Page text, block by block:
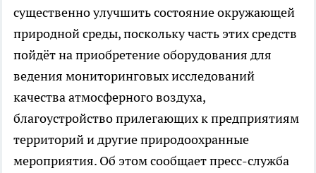
существенно улучшить состояние окружающей
природной среды, поскольку часть этих средств
пойдёт на приобретение оборудования для
ведения мониторинговых исследований
качества атмосферного воздуха,
благоустройство прилегающих к предприятиям
территорий и другие природоохранные
мероприятия. Об этом сообщает пресс-служба